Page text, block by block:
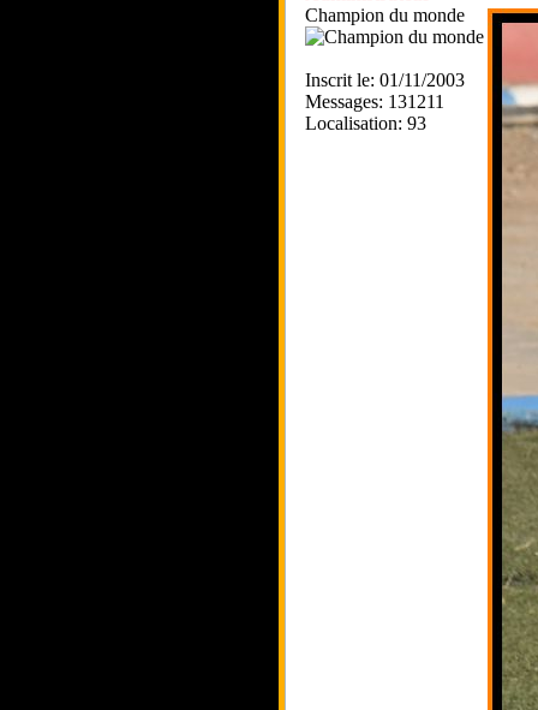
Champion du monde
Inscrit le: 01/11/2003
Messages: 131211
Localisation: 93